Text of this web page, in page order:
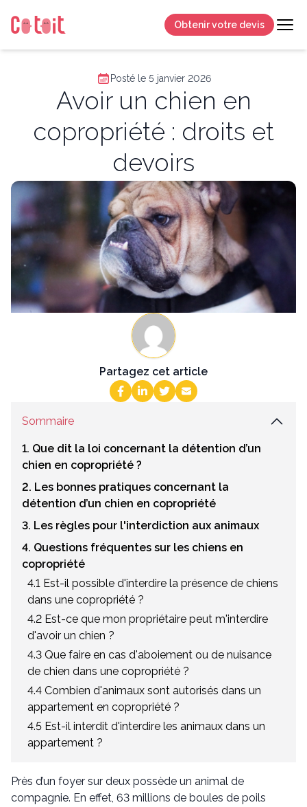
Obtenir votre devis
Posté le 5 janvier 2026
Avoir un chien en
copropriété : droits et
devoirs
Partagez cet article
Sommaire
1. Que dit la loi concernant la détention d’un
chien en copropriété ?
2. Les bonnes pratiques concernant la
détention d’un chien en copropriété
3. Les règles pour l'interdiction aux animaux
4. Questions fréquentes sur les chiens en
copropriété
4.1 Est-il possible d'interdire la présence de chiens
dans une copropriété ?
4.2 Est-ce que mon propriétaire peut m'interdire
d'avoir un chien ?
4.3 Que faire en cas d'aboiement ou de nuisance
de chien dans une copropriété ?
4.4 Combien d'animaux sont autorisés dans un
appartement en copropriété ?
4.5 Est-il interdit d'interdire les animaux dans un
appartement ?
Près d’un foyer sur deux possède un animal de
compagnie. En effet, 63 millions de boules de poils